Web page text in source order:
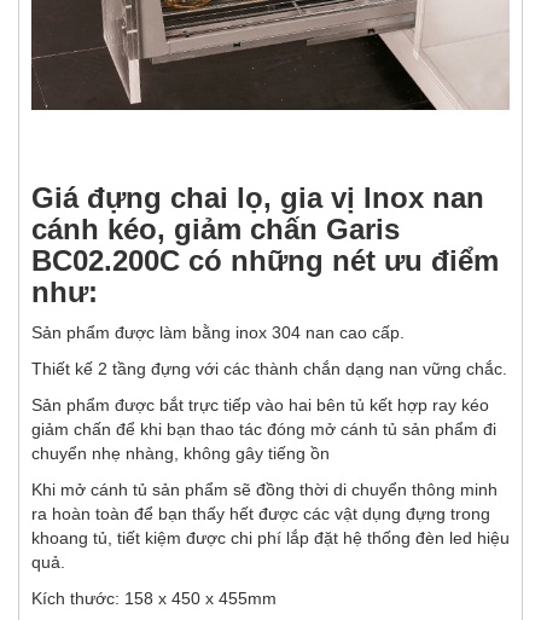
Giá đựng chai lọ, gia vị Inox nan
cánh kéo, giảm chấn Garis
BC02.200C có những nét ưu điểm
như:
Sản phẩm được làm bằng inox 304 nan cao cấp.
Thiết kế 2 tầng đựng với các thành chắn dạng nan vững chắc.
Sản phẩm được bắt trực tiếp vào hai bên tủ kết hợp ray kéo
giảm chấn để khi bạn thao tác đóng mở cánh tủ sản phẩm đi
chuyển nhẹ nhàng, không gây tiếng ồn
Khi mở cánh tủ sản phẩm sẽ đồng thời di chuyển thông minh
ra hoàn toàn để bạn thấy hết được các vật dụng đựng trong
khoang tủ, tiết kiệm được chi phí lắp đặt hệ thống đèn led hiệu
quả.
Kích thước: 158 x 450 x 455mm